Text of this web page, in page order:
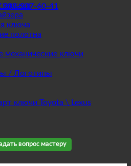
903-937-60-41
ключа
полотна
механические ключи
/ Логотипы
ключи Toyota \ Lexus
вопрос мастеру